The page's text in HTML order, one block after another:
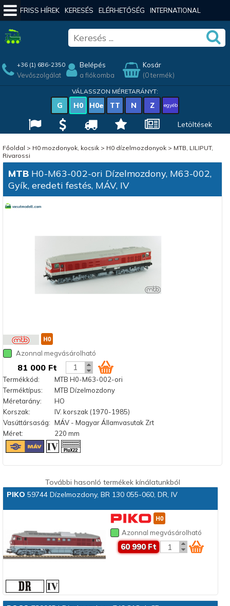
FRISS HÍREK KERESÉS ELÉRHETŐSÉG INTERNATIONAL
+36 (1) 686-2350
Vevőszolgálat
Belépés
a fiókomba
Kosár
(0 termék)
VÁLASSZON MÉRETARÁNYT:
G H0 H0e TT N Z egyéb
Letöltések
Főoldal > H0 mozdonyok, kocsik> H0 dízelmozdonyok> MTB, LILIPUT,
Rivarossi
MTBH0-M63-002-ori Dízelmozdony, M63-002,
Gyík, eredeti festés, MÁV, IV
Azonnal megvásárolható
81 000 Ft
Termékkód:
MTB H0-M63-002-ori
Terméktípus:
MTB Dízelmozdony
Méretarány:
HO
Korszak:
IV. korszak (1970-1985)
Vasúttársaság: MÁV - Magyar Államvasutak Zrt
Méret:
220 mm
További hasonló termékek kínálatunkból
PIKO 59744 Dízelmozdony, BR 130 055-060, DR, IV
Azonnal megvásárolható
60 990 Ft